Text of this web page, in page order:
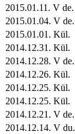
2015.01.11. V de.
2015.01.04. V de.
2015.01.01. Kül.
2014.12.31. Kül.
2014.12.28. V de.
2014.12.26. Kül.
2014.12.25. Kül.
2014.12.25. Kül.
2014.12.21. V de.
2014.12.14. V du.